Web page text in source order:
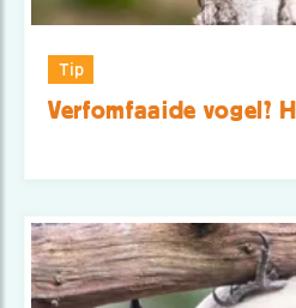
Tip
Verfomfaaide vogel?